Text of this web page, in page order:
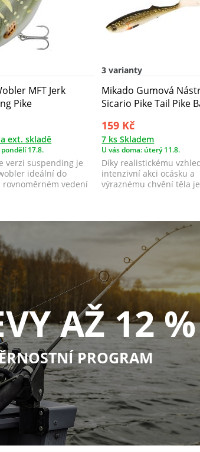
MFT Jerk
Pike
ext. skladě
17.8.
verzi suspending je
ideální do
rovnoměrném vedení
3 varianty
Mikado Gumová
Sicario Pike Tail Pike
159 Kč
7 ks Skladem
U vás doma: úterý 11.8.
Díky realistickému
intenzivní akci ocásku a
výraznému chvění těla
AŽ 12 %
PROGRAM